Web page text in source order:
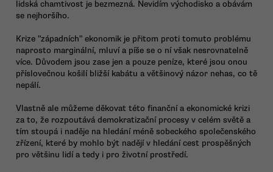
lidská chamtivost je bezmezná. Nevidím východisko a obávám
se nejhoršího.
Krize "západních" ekonomik je přitom proti tomuto problému
naprosto marginální, mluví a píše se o ní však nesrovnatelně
více. Důvodem jsou zase jen a pouze peníze, které jsou onou
příslovečnou košilí bližší kabátu a většinový názor nehas, co tě
nepálí.
Vlastně ale můžeme děkovat této finanční a ekonomické krizi
za to, že rozpoutává demokratizační procesy v celém světě a
tím stoupá i naděje na hledání méně sobeckého společenského
zřízení, které by mohlo být nadějí v hledání cest prospěšných
pro většinu lidí a tedy i pro životní prostředí.